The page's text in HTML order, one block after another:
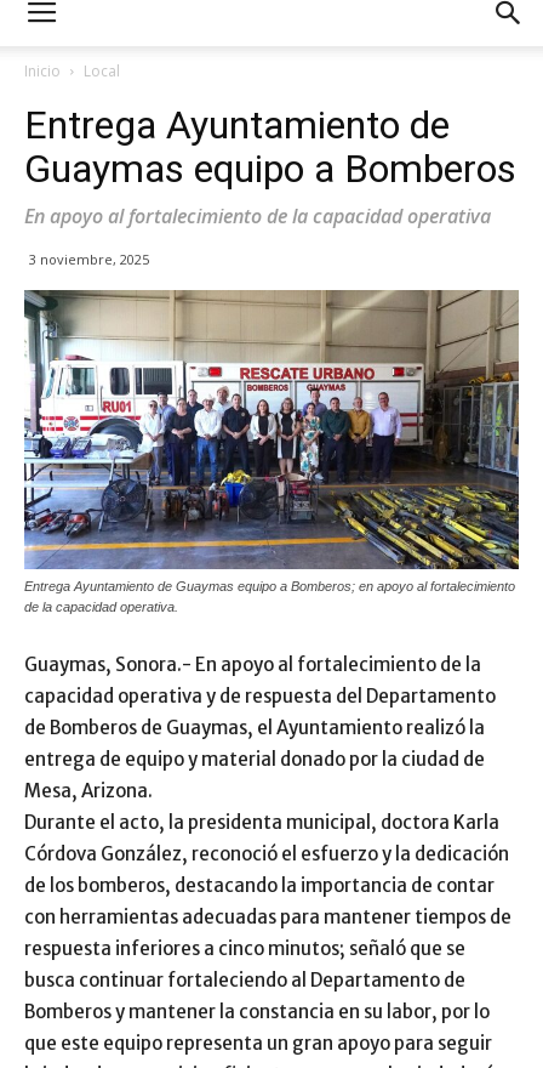
Inicio Local
Entrega Ayuntamiento de
Guaymas equipo a Bomberos
En apoyo al fortalecimiento de la capacidad operativa
3 noviembre, 2025
Entrega Ayuntamiento de Guaymas equipo a Bomberos; en apoyo al fortalecimiento
de la capacidad operativa.
Guaymas, Sonora.- En apoyo al fortalecimiento de la
capacidad operativa y de respuesta del Departamento
de Bomberos de Guaymas, el Ayuntamiento realizó la
entrega de equipo y material donado por la ciudad de
Mesa, Arizona.
Durante el acto, la presidenta municipal, doctora Karla
Córdova González, reconoció el esfuerzo y la dedicación
de los bomberos, destacando la importancia de contar
con herramientas adecuadas para mantener tiempos de
respuesta inferiores a cinco minutos; señaló que se
busca continuar fortaleciendo al Departamento de
Bomberos y mantener la constancia en su labor, por lo
que este equipo representa un gran apoyo para seguir